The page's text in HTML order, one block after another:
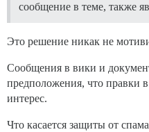
сообщение в теме, также
Это решение никак не
Сообщения в вики и
предположения, что правки
интерес.
Что касается защиты от